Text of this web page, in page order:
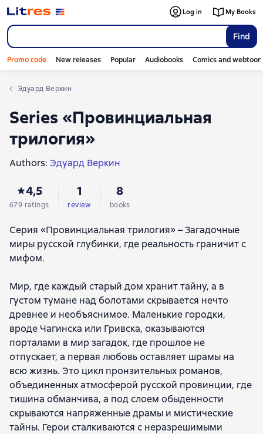
Find
Log in My Books
Promo code New releases Popular Audiobooks Comics and
Эдуард Веркин
Series «Провинциальная
трилогия»
Authors: Эдуард Веркин
4,5
679 ratings
1
review
8
books
Серия «Провинциальная трилогия» – Загадочные
миры русской глубинки, где реальность граничит с
мифом.
Мир, где каждый старый дом хранит тайну, а в
густом тумане над болотами скрывается нечто
древнее и необъяснимое. Маленькие городки,
вроде Чагинска или Гривска, оказываются
порталами в мир загадок, где прошлое не
отпускает, а первая любовь оставляет шрамы на
всю жизнь. Это цикл пронзительных романов,
объединенных атмосферой русской провинции, где
тишина обманчива, а под слоем обыденности
скрываются напряженные драмы и мистические
тайны. Герои сталкиваются с неразрешимыми